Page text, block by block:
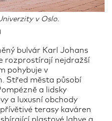
v Oslo.
bulvár Karl Johans
rozprostírají nejdražší
pohybuje v
Střed města působí
a lidsky
a luxusní obchody
terasy kaváren
plastové lahve a